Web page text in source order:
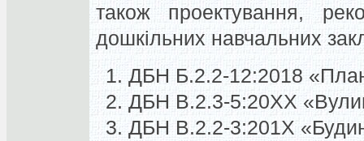
також проектування,
дошкільних навчальних
ДБН Б.2.2-12:2018
ДБН В.2.3-5:20ХХ
ДБН В.2.2-3:201Х